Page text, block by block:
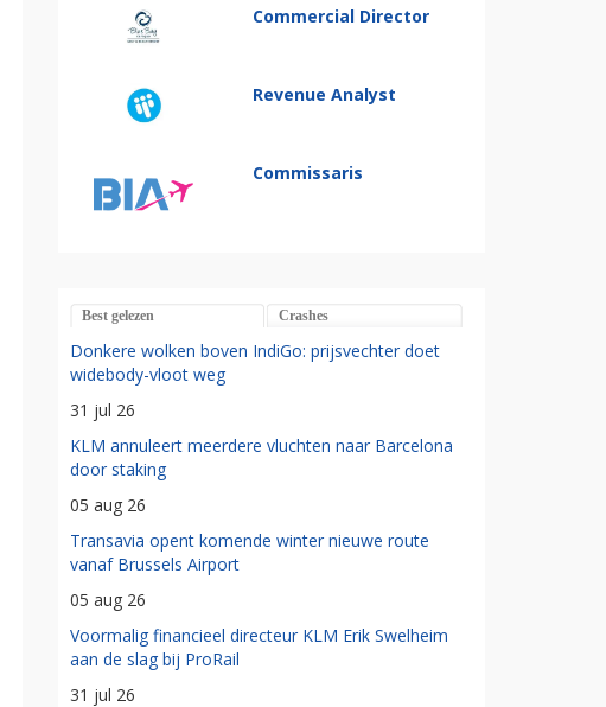
Commercial Director
Revenue Analyst
Commissaris
Best gelezen Crashes
Donkere wolken boven IndiGo: prijsvechter doet
widebody-vloot weg
31 jul 26
KLM annuleert meerdere vluchten naar Barcelona
door staking
05 aug 26
Transavia opent komende winter nieuwe route
vanaf Brussels Airport
05 aug 26
Voormalig financieel directeur KLM Erik Swelheim
aan de slag bij ProRail
31 jul 26